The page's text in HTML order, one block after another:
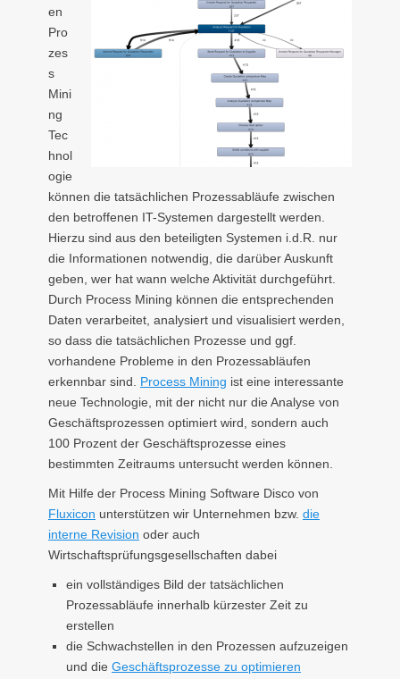
en
Pro
zes
s
Mini
ng
Tec
hnol
ogie
können die tatsächlichen Prozessabläufe zwischen
den betroffenen IT-Systemen dargestellt werden.
Hierzu sind aus den beteiligten Systemen i.d.R. nur
die Informationen notwendig, die darüber Auskunft
geben, wer hat wann welche Aktivität durchgeführt.
Durch Process Mining können die entsprechenden
Daten verarbeitet, analysiert und visualisiert werden,
so dass die tatsächlichen Prozesse und ggf.
vorhandene Probleme in den Prozessabläufen
erkennbar sind. Process Mining ist eine interessante
neue Technologie, mit der nicht nur die Analyse von
Geschäftsprozessen optimiert wird, sondern auch
100 Prozent der Geschäftsprozesse eines
bestimmten Zeitraums untersucht werden können.
Mit Hilfe der Process Mining Software Disco von
Fluxicon unterstützen wir Unternehmen bzw. die
interne Revision oder auch
Wirtschaftsprüfungsgesellschaften dabei
ein vollständiges Bild der tatsächlichen
Prozessabläufe innerhalb kürzester Zeit zu
erstellen
die Schwachstellen in den Prozessen aufzuzeigen
und die Geschäftsprozesse zu optimieren